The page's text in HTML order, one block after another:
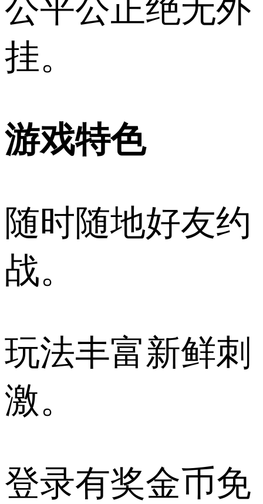
公平公正绝无外
挂。
游戏特色
随时随地好友约
战。
玩法丰富新鲜刺
激。
登录有奖金币免